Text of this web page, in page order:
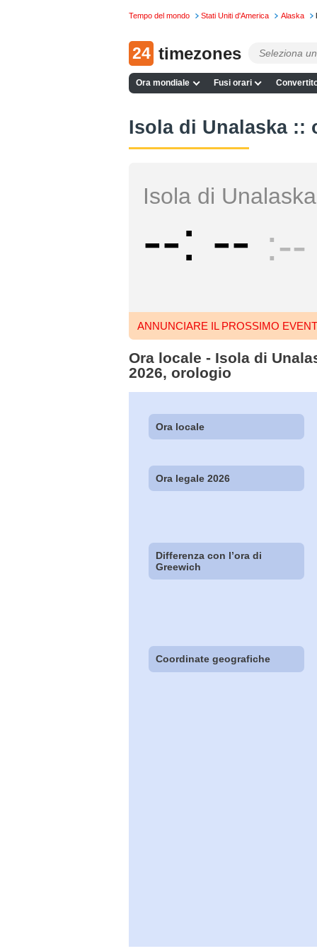
Tempo del mondo Stati Uniti d'America Alaska
24 timezones
Ora mondiale Fusi orari
Isola di Unalaska ::
Isola di Unalaska
-- -- --
ANNUNCIARE IL PROSSIMO
Ora locale - Isola di
2026, orologio
Ora locale
Ora legale 2026
Differenza con l’ora di
Greewich
Coordinate geografiche